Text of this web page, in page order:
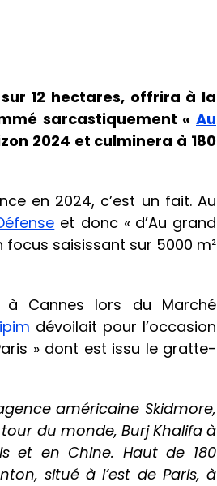
12 hectares, offrira à la
sarcastiquement « Au
2024 et culminera à 180
en 2024, c’est un fait. Au
et donc « d’Au grand
saisissant sur 5000 m²
à Cannes lors du Marché
dévoilait pour l’occasion
» dont est issu le gratte-
américaine Skidmore,
du monde, Burj Khalifa à
et en Chine. Haut de 180
situé à l’est de Paris, à